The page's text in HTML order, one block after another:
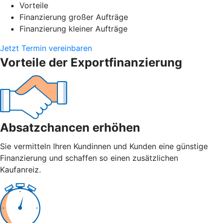
Vorteile
Finanzierung großer Aufträge
Finanzierung kleiner Aufträge
Jetzt Termin vereinbaren
Vorteile der Exportfinanzierung
Absatzchancen erhöhen
Sie vermitteln Ihren Kundinnen und Kunden eine günstige
Finanzierung und schaffen so einen zusätzlichen
Kaufanreiz.